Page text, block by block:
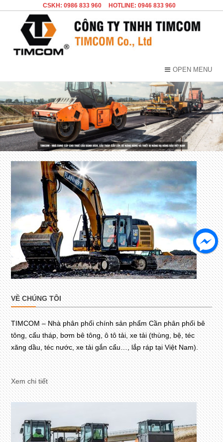
CSKH: 0986 833 960 HOTLINE: 0946 833 960
OPEN MENU
VỀ CHÚNG TÔI
TIMCOM – Nhà phân phối chính sản phẩm Cần phân phối bê
tông, cẩu tháp, bơm bê tông, ô tô tải, xe tải (thùng, bệ, téc
xăng dầu, téc nước, xe tải gắn cẩu…, lắp ráp tại Việt Nam).
Xem chi tiết